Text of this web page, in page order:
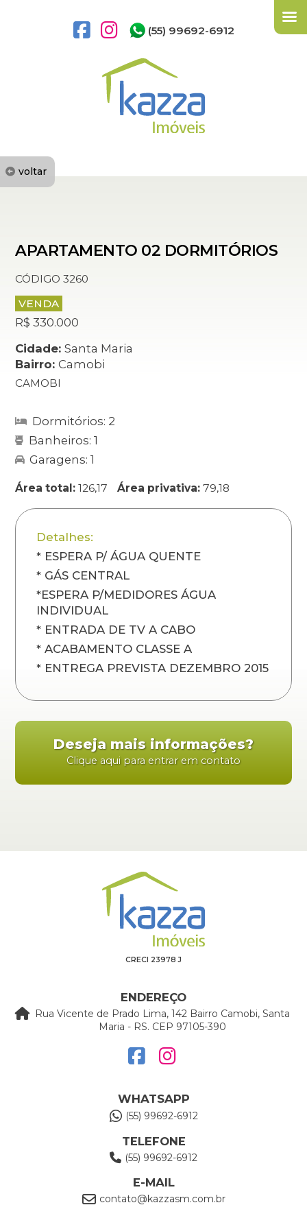
(55) 99692-6912
voltar
APARTAMENTO 02 DORMITÓRIOS
CÓDIGO 3260
VENDA
R$ 330.000
Cidade:Santa Maria
Bairro:Camobi
CAMOBI
Dormitórios: 2
Banheiros: 1
Garagens: 1
Área total:126,17 Área privativa: 79,18
Detalhes:
* ESPERA P/ ÁGUA QUENTE
* GÁS CENTRAL
*ESPERA P/MEDIDORES ÁGUA
INDIVIDUAL
* ENTRADA DE TV A CABO
* ACABAMENTO CLASSE A
* ENTREGA PREVISTA DEZEMBRO 2015
Deseja mais informações?
Clique aqui para entrar em contato
CRECI 23978 J
ENDEREÇO
Rua Vicente de Prado Lima, 142 Bairro Camobi, Santa
Maria - RS. CEP 97105-390
WHATSAPP
(55) 99692-6912
TELEFONE
(55) 99692-6912
E-MAIL
contato@kazzasm.com.br